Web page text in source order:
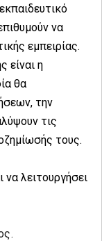
να
εμπειρίας.
είναι η
θα
την
τις
τους.
λειτουργήσει